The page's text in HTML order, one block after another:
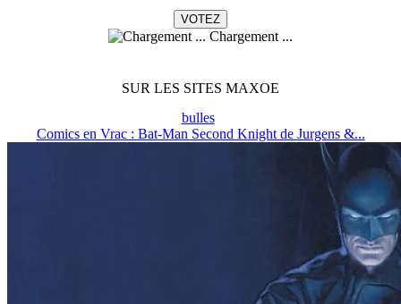
Chargement ...
SUR LES SITES MAXOE
bulles
Comics en Vrac : Bat-Man Second Knight de Jurgens &...